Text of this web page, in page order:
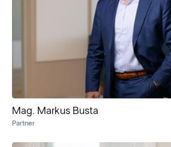
Mag. Markus Busta
Partner